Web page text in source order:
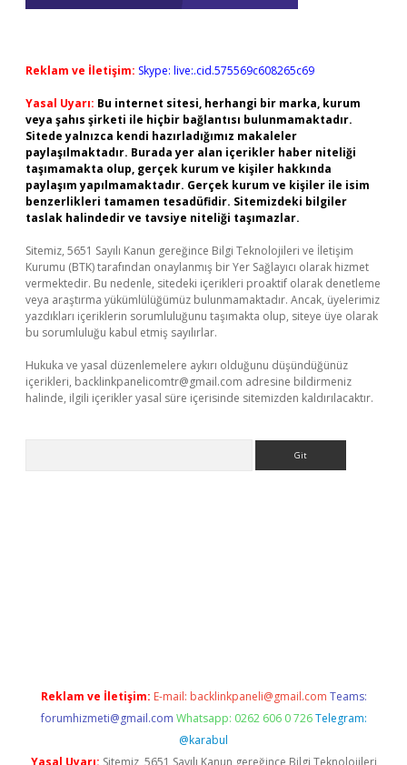
Reklam ve İletişim: Skype: live:.cid.575569c608265c69
Yasal Uyarı: Bu internet sitesi, herhangi bir marka, kurum
veya şahıs şirketi ile hiçbir bağlantısı bulunmamaktadır.
Sitede yalnızca kendi hazırladığımız makaleler
paylaşılmaktadır. Burada yer alan içerikler haber niteliği
taşımamakta olup, gerçek kurum ve kişiler hakkında
paylaşım yapılmamaktadır. Gerçek kurum ve kişiler ile isim
benzerlikleri tamamen tesadüfidir. Sitemizdeki bilgiler
taslak halindedir ve tavsiye niteliği taşımazlar.
Sitemiz, 5651 Sayılı Kanun gereğince Bilgi Teknolojileri ve İletişim
Kurumu (BTK) tarafından onaylanmış bir Yer Sağlayıcı olarak hizmet
vermektedir. Bu nedenle, sitedeki içerikleri proaktif olarak denetleme
veya araştırma yükümlülüğümüz bulunmamaktadır. Ancak, üyelerimiz
yazdıkları içeriklerin sorumluluğunu taşımakta olup, siteye üye olarak
bu sorumluluğu kabul etmiş sayılırlar.
Hukuka ve yasal düzenlemelere aykırı olduğunu düşündüğünüz
içerikleri, backlinkpanelicomtr@gmail.com adresine bildirmeniz
halinde, ilgili içerikler yasal süre içerisinde sitemizden kaldırılacaktır.
Reklam ve İletişim: E-mail: backlinkpaneli@gmail.com Teams:
forumhizmeti@gmail.com Whatsapp: 0262 606 0 726 Telegram:
@karabul
Yasal Uyarı: Sitemiz, 5651 Sayılı Kanun gereğince Bilgi Teknolojileri